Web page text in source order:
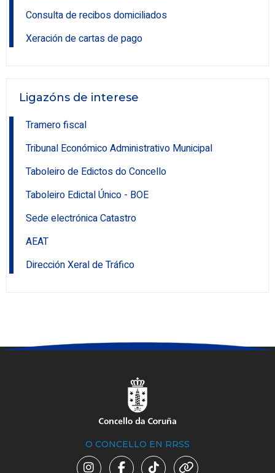
Consulta de recibos domiciliados
Xeración de cartas de pago
Ligazóns de interese
Tramero fiscal
Tribunal Económico Administrativo Municipal
Taboleiro de Edictos do Concello
Taboleiro Edictal Único - BOE
Sede electrónica Catastro
AEAT
Dirección Xeral de Tráfico
O CONCELLO EN RRSS